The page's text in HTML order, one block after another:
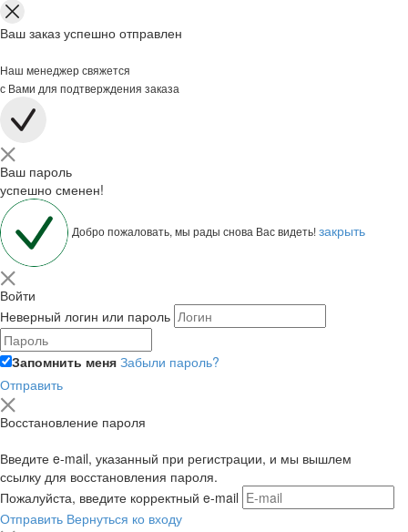
Ваш заказ успешно отправлен
Наш менеджер свяжется
с Вами для подтверждения заказа
Ваш пароль
успешно сменен!
Добро пожаловать, мы рады снова Вас видеть!закрыть
Войти
Неверный логин или пароль
Запомнить меня Забыли пароль?
Отправить
Восстановление пароля
Введите e-mail, указанный при регистрации, и мы вышлем
ссылку для восстановления пароля.
Пожалуйста, введите корректный e-mail
Отправить Вернуться ко входу